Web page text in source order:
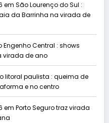
São Lourenço do Sul :
da Barrinha na virada de
Engenho Central : shows
virada de ano
litoral paulista : queima de
e no centro
em Porto Seguro traz virada